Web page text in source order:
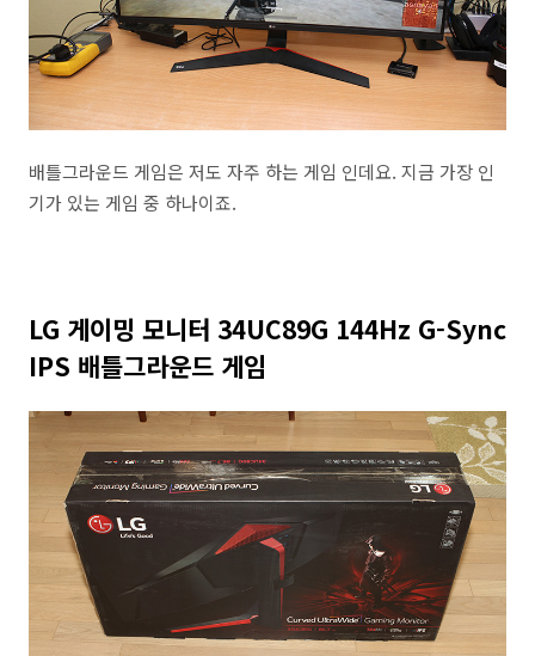
배틀그라운드 게임은 저도 자주 하는 게임 인데요. 지금 가장 인
기가 있는 게임 중 하나이죠.
LG 게이밍 모니터 34UC89G 144Hz G-Sync
IPS 배틀그라운드 게임